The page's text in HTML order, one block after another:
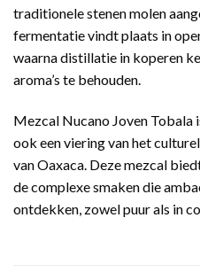
traditionele stenen molen
fermentatie vindt plaats in
waarna distillatie in koperen
aroma’s te behouden.
Mezcal Nucano Joven Tobala
ook een viering van het
van Oaxaca. Deze mezcal
de complexe smaken die
ontdekken, zowel puur als in